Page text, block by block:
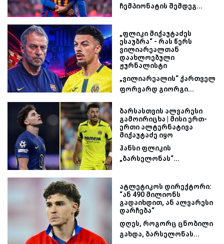
ჩემპიონატის შემდეგ...
„ფლიკი მიქაუტაძეს
ესაუბრა“ - რას წერს
ვილიარეალთან
დაახლოებული
ჟურნალისტი
„ვილიარეალის“ ქართველ
ფორვარდ გიორგი...
ბარსასთვის ალვარესი
გამოირიცხა | მისი ერთ-
ერთი ალტერნატივა
მიქაუტაძე იყო
ჰანსი ფლიკის
„ბარსელონას“...
ატლეტიკოს დირექტორი:
“ან 490 მილიონს
გადაიხდით, ან ალვარესი
დარჩება“
დღეს, როგორც ცნობილი
გახდა, ბარსელონას...